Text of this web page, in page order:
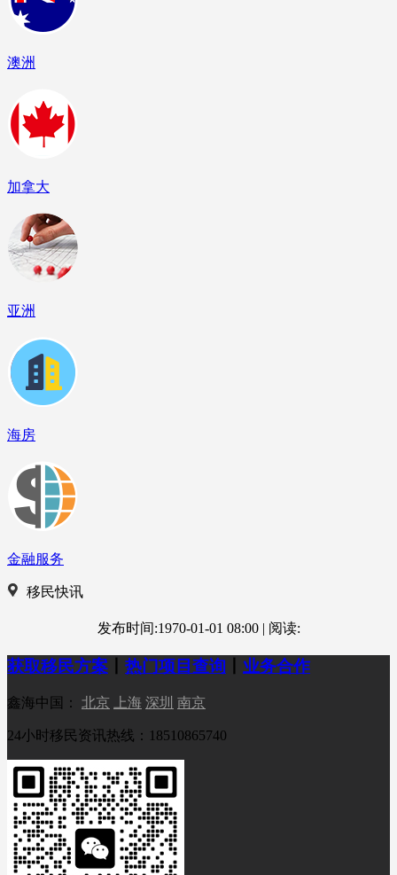
澳洲
加拿大
亚洲
海房
金融服务
移民快讯
发布时间:1970-01-01 08:00 | 阅读:
获取移民方案 热门项目查询 业务合作
鑫海中国： 北京 上海 深圳 南京
24小时移民资讯热线：18510865740